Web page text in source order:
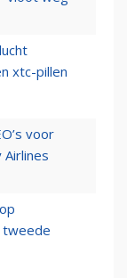
xtc-pillen
voor
Airlines
tweede